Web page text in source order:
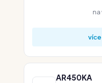
na
AR450KA